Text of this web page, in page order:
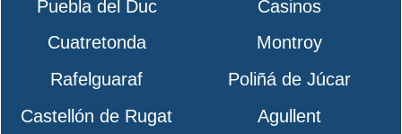
Puebla del Duc
Casinos
Cuatretonda
Montroy
Rafelguaraf
Poliñá de Júcar
Castellón de Rugat
Agullent